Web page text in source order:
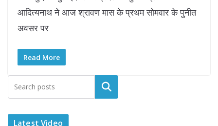
आदित्यनाथ ने आज श्रावण मास के प्रथम सोमवार के पुनीत
अवसर पर
Read More
Latest Video